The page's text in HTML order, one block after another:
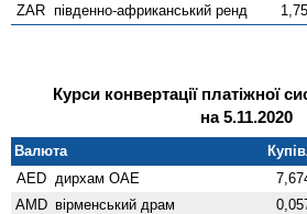
ZAR південно-африканський ренд
Курси конвертації платіжної
на 5.11.2020
Валюта
AED дирхам ОАЕ
AMD вiрменський драм